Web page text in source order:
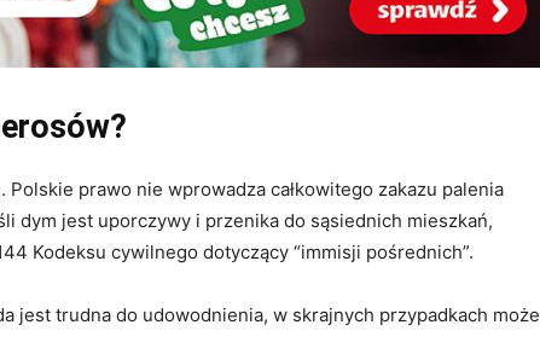
prawo nie wprowadza całkowitego zakazu palenia
dym jest uporczywy i przenika do sąsiednich mieszkań,
Kodeksu cywilnego dotyczący “immisji pośrednich”.
jest trudna do udowodnienia, w skrajnych przypadkach może